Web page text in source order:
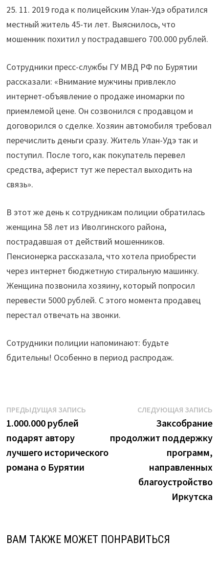
25. 11. 2019 года к полицейским Улан-Удэ обратился
местный житель 45-ти лет. Выяснилось, что
мошенник похитил у пострадавшего 700.000 рублей.
Сотрудники пресс-службы ГУ МВД РФ по Бурятии
рассказали: «Внимание мужчины привлекло
интернет-объявление о продаже иномарки по
приемлемой цене. Он созвонился с продавцом и
договорился о сделке. Хозяин автомобиля требовал
перечислить деньги сразу. Житель Улан-Удэ так и
поступил. После того, как покупатель перевел
средства, аферист тут же перестал выходить на
связь».
В этот же день к сотрудникам полиции обратилась
женщина 58 лет из Иволгинского района,
пострадавшая от действий мошенников.
Пенсионерка рассказала, что хотела приобрести
через интернет бюджетную стиральную машинку.
Женщина позвонила хозяину, который попросил
перевести 5000 рублей. С этого момента продавец
перестал отвечать на звонки.
Сотрудники полиции напоминают: будьте
бдительны! Особенно в период распродаж.
Навигация
по
записям
ПРЕДЫДУЩАЯ ЗАПИСЬПредыдущая
1.000.000 рублей
подарят автору
лучшего исторического
романа о Бурятии
СЛЕДУЮЩАЯ ЗАПИСЬ
Заксобрание
продолжит поддержку
программ,
направленных
благоустройство
Иркутска
ВАМ ТАКЖЕ МОЖЕТ ПОНРАВИТЬСЯ